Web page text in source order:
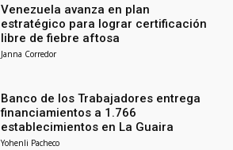
Venezuela avanza en plan
estratégico para lograr certificación
libre de fiebre aftosa
Janna Corredor
Banco de los Trabajadores entrega
financiamientos a 1.766
establecimientos en La Guaira
Yohenli Pacheco